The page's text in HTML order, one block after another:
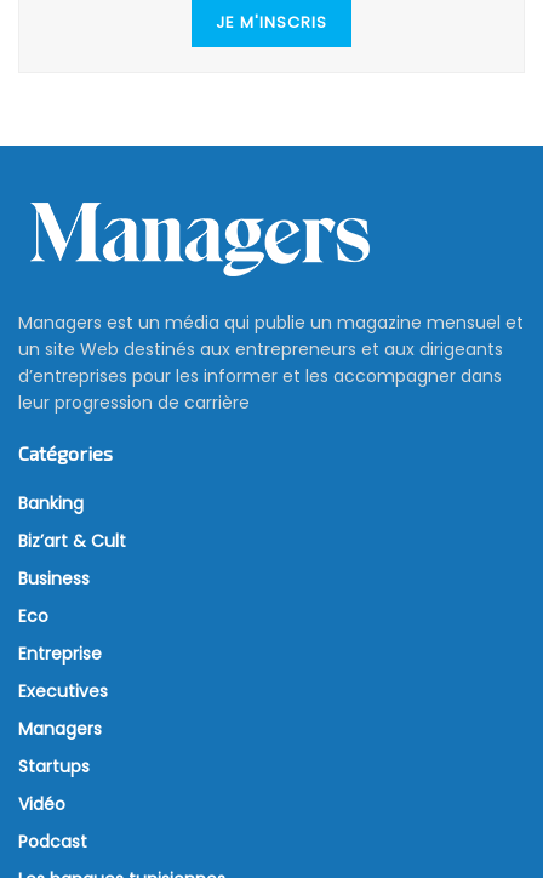
JE M'INSCRIS
Managers est un média qui publie un magazine mensuel et
un site Web destinés aux entrepreneurs et aux dirigeants
d’entreprises pour les informer et les accompagner dans
leur progression de carrière
Catégories
Banking
Biz’art & Cult
Business
Eco
Entreprise
Executives
Managers
Startups
Vidéo
Podcast